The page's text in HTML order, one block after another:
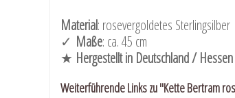
Material: rosevergoldetes Sterlingsilber
✓ ​ Maße: ca. 45 cm
★ Hergestellt in Deutschland / Hessen
Weiterführende Links zu "Kette Bertram